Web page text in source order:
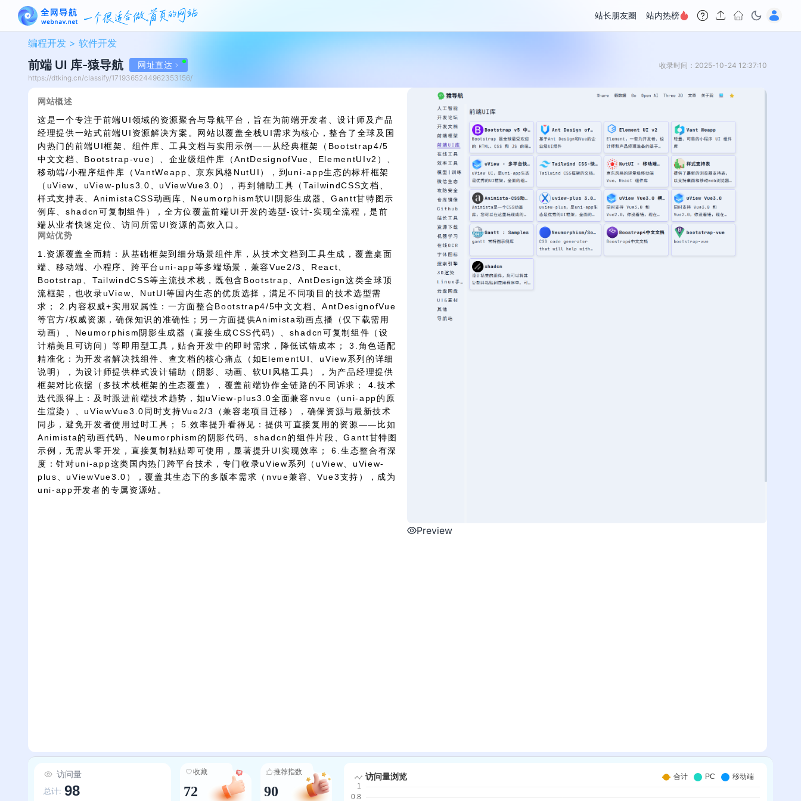
站长朋友圈 站内热榜
编程开发 >软件开发
前端 UI 库-猿导航 网址直达
收录时间：2025-10-24 12:37:10
https://dtking.cn/classify/1719365244962353156/
网站概述
这是一个专注于前端UI领域的资源聚合与导航平台，旨在为前端开发者、设计师及产品
经理提供一站式前端UI资源解决方案。网站以覆盖全栈UI需求为核心，整合了全球及国
内热门的前端UI框架、组件库、工具文档与实用示例——从经典框架（Bootstrap4/5
中文文档、Bootstrap-vue）、企业级组件库（AntDesignofVue、ElementUIv2）、
移动端/小程序组件库（VantWeapp、京东风格NutUI），到uni-app生态的标杆框架
（uView、uView-plus3.0、uViewVue3.0），再到辅助工具（TailwindCSS文档、
样式支持表、AnimistaCSS动画库、Neumorphism软UI阴影生成器、Gantt甘特图示
例库、shadcn可复制组件），全方位覆盖前端UI开发的选型-设计-实现全流程，是前
端从业者快速定位、访问所需UI资源的高效入口。
网站优势
1.资源覆盖全而精：从基础框架到细分场景组件库，从技术文档到工具生成，覆盖桌面
端、移动端、小程序、跨平台uni-app等多端场景，兼容Vue2/3、React、
Bootstrap、TailwindCSS等主流技术栈，既包含Bootstrap、AntDesign这类全球顶
流框架，也收录uView、NutUI等国内生态的优质选择，满足不同项目的技术选型需
求； 2.内容权威+实用双属性：一方面整合Bootstrap4/5中文文档、AntDesignofVue
等官方/权威资源，确保知识的准确性；另一方面提供Animista动画点播（仅下载需用
动画）、Neumorphism阴影生成器（直接生成CSS代码）、shadcn可复制组件（设
计精美且可访问）等即用型工具，贴合开发中的即时需求，降低试错成本； 3.角色适配
精准化：为开发者解决找组件、查文档的核心痛点（如ElementUI、uView系列的详细
说明），为设计师提供样式设计辅助（阴影、动画、软UI风格工具），为产品经理提供
框架对比依据（多技术栈框架的生态覆盖），覆盖前端协作全链路的不同诉求； 4.技术
迭代跟得上：及时跟进前端技术趋势，如uView-plus3.0全面兼容nvue（uni-app的原
生渲染）、uViewVue3.0同时支持Vue2/3（兼容老项目迁移），确保资源与最新技术
同步，避免开发者使用过时工具； 5.效率提升看得见：提供可直接复用的资源——比如
Animista的动画代码、Neumorphism的阴影代码、shadcn的组件片段、Gantt甘特图
示例，无需从零开发，直接复制粘贴即可使用，显著提升UI实现效率； 6.生态整合有深
度：针对uni-app这类国内热门跨平台技术，专门收录uView系列（uView、uView-
plus、uViewVue3.0），覆盖其生态下的多版本需求（nvue兼容、Vue3支持），成为
uni-app开发者的专属资源站。
Preview
访问量
总计: 98
收藏
72
推荐指数
90